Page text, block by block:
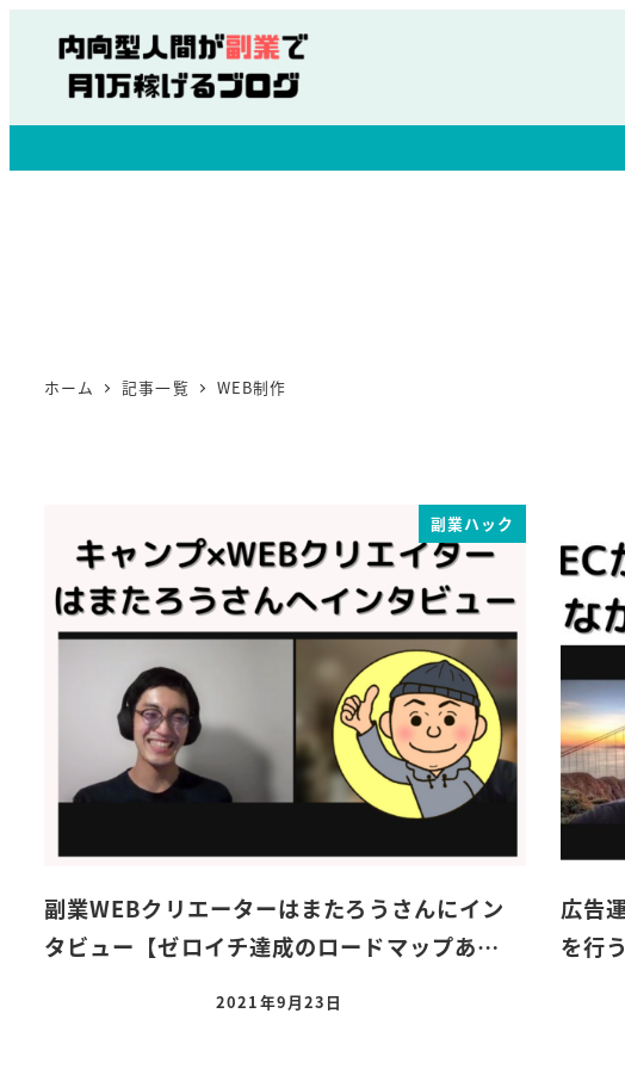
ホーム 記事一覧 WEB制作
副業ハック
副業WEBクリエーターはまたろうさんにイン
タビュー【ゼロイチ達成のロードマップあ…
2021年9月23日
広告
を行